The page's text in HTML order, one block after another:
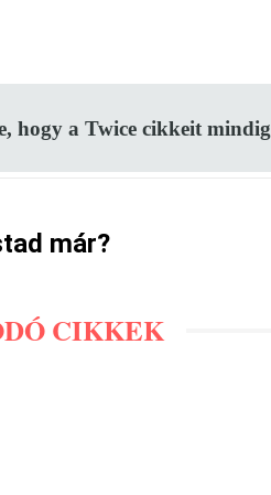
hogy a Twice cikkeit
már?
CIKKEK